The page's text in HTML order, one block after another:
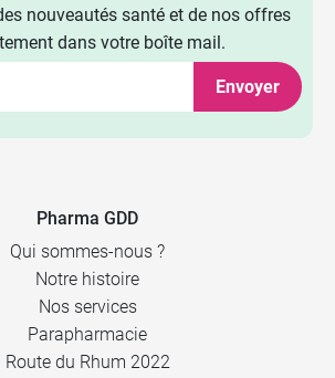
nouveautés santé et de nos offres
dans votre boîte mail.
Envoyer
Pharma GDD
Qui sommes-nous ?
Notre histoire
Nos services
Parapharmacie
Route du Rhum 2022